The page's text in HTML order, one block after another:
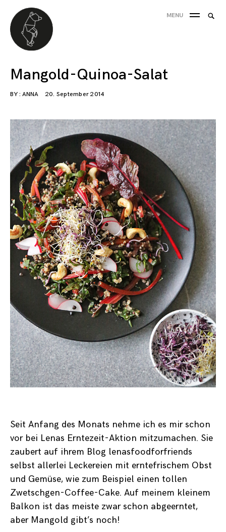
Skip
to
content
MENU
Mangold-Quinoa-Salat
BY : ANNA 20. September 2014
Seit Anfang des Monats nehme ich es mir schon
vor bei Lenas Erntezeit-Aktion mitzumachen. Sie
zaubert auf ihrem Blog lenasfoodforfriends
selbst allerlei Leckereien mit erntefrischem Obst
und Gemüse, wie zum Beispiel einen tollen
Zwetschgen-Coffee-Cake. Auf meinem kleinem
Balkon ist das meiste zwar schon abgeerntet,
aber Mangold gibt’s noch!